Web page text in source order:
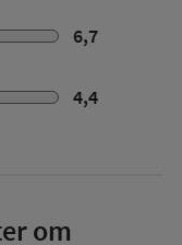
6,7
4,4
om